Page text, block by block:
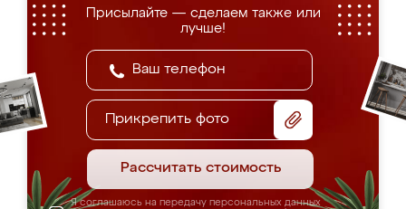
Присылайте — сделаем также или
лучше!
Прикрепить фото
Рассчитать стоимость
Я соглашаюсь на передачу персональных данных